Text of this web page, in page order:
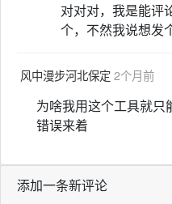
对对对，我是能评
个，不然我说想发
风中漫步河北保定2个月前
为啥我用这个工具就只
错误来着
添加一条新评论